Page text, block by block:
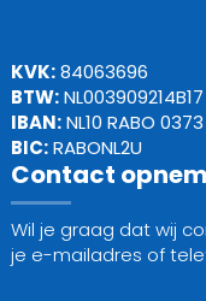
KVK:84063696
BTW:NL003909214B17
IBAN:NL10 RABO
BIC:RABONL2U
Contact
Wil je graag dat wij
je e-mailadres of